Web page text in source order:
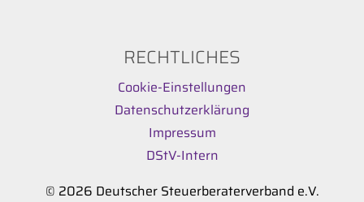
RECHTLICHES
Cookie-Einstellungen
Datenschutzerklärung
Impressum
DStV-Intern
© 2026 Deutscher Steuerberaterverband e.V.